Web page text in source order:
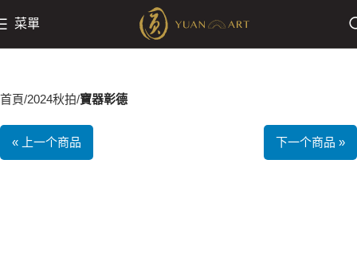
菜單
首頁 2024秋拍 寶器彰德
« 上一个商品 下一个商品 »